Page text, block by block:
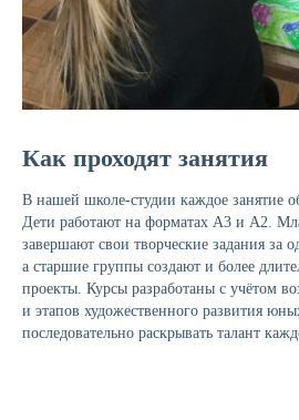
Как проходят занятия
В нашей школе-студии каждое занятие
Дети работают на форматах А3 и А2.
завершают свои творческие задания за
а старшие группы создают и более
проекты. Курсы разработаны с учётом
и этапов художественного развития
последовательно раскрывать талант